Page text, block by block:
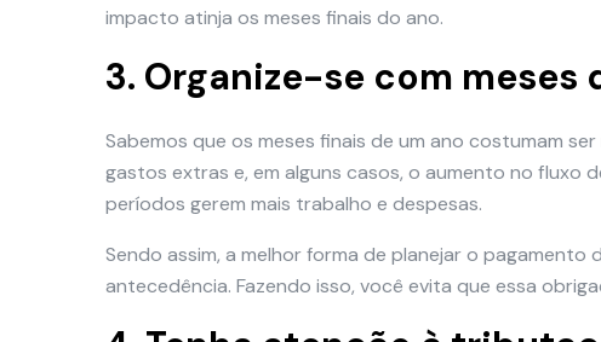
impacto atinja os meses finais do ano.
3. Organize-se com
Sabemos que os meses finais de um ano costumam
gastos extras e, em alguns casos, o aumento no fluxo
períodos gerem mais trabalho e despesas.
Sendo assim, a melhor forma de planejar o pagamento
antecedência. Fazendo isso, você evita que essa